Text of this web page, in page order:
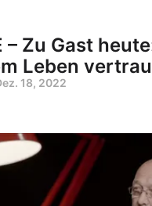
– Zu Gast
Leben
18, 2022